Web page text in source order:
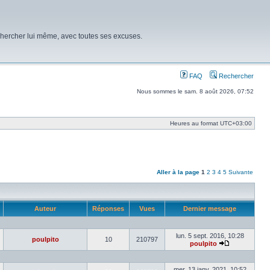
lui même, avec toutes ses excuses.
FAQ Rechercher
Nous sommes le sam. 8 août 2026, 07:52
Heures au format UTC+03:00
Aller à la page 1 2 3 4 5 Suivante
Auteur Réponses Vues Dernier message
poulpito 10 210797
lun. 5 sept. 2016, 10:28
poulpito
Voir
dernier